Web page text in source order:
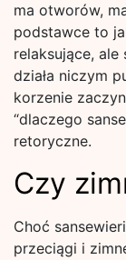
ma otworów,
podstawce to
relaksujące, ale
działa niczym
korzenie
“dlaczego
retoryczne.
Czy
Choć
przeciągi i